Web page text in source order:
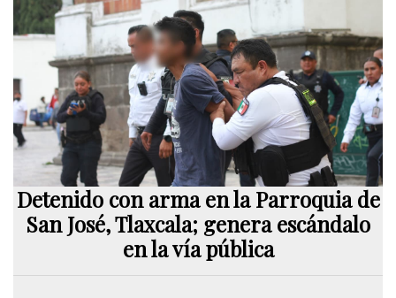
Detenido con arma en la Parroquia de
San José, Tlaxcala; genera escándalo
en la vía pública